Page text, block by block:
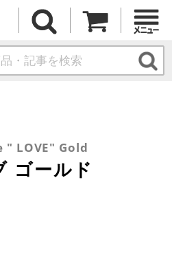
" LOVE" Gold
ゴールド